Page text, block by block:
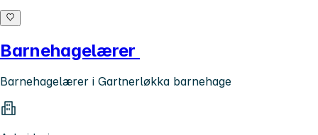
Barnehagelærer
Barnehagelærer i Gartnerløkka barnehage